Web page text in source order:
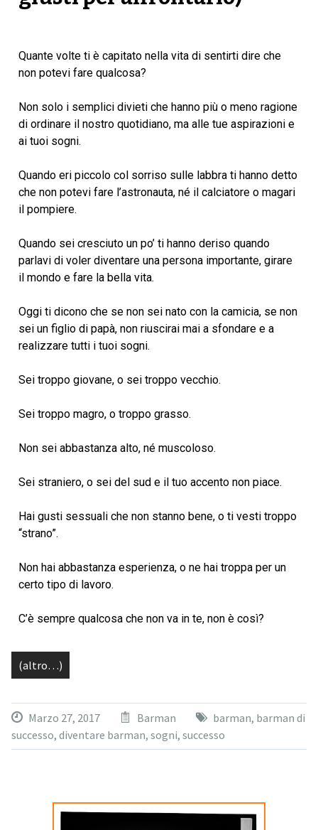
Quante volte ti è capitato nella vita di sentirti dire che
non potevi fare qualcosa?
Non solo i semplici divieti che hanno più o meno ragione
di ordinare il nostro quotidiano, ma alle tue aspirazioni e
ai tuoi sogni.
Quando eri piccolo col sorriso sulle labbra ti hanno detto
che non potevi fare l’astronauta, né il calciatore o magari
il pompiere.
Quando sei cresciuto un po’ ti hanno deriso quando
parlavi di voler diventare una persona importante, girare
il mondo e fare la bella vita.
Oggi ti dicono che se non sei nato con la camicia, se non
sei un figlio di papà, non riuscirai mai a sfondare e a
realizzare tutti i tuoi sogni.
Sei troppo giovane, o sei troppo vecchio.
Sei troppo magro, o troppo grasso.
Non sei abbastanza alto, né muscoloso.
Sei straniero, o sei del sud e il tuo accento non piace.
Hai gusti sessuali che non stanno bene, o ti vesti troppo
“strano”.
Non hai abbastanza esperienza, o ne hai troppa per un
certo tipo di lavoro.
C’è sempre qualcosa che non va in te, non è così?
(altro…)
Marzo 27, 2017 Barman barman, barman di
successo, diventare barman, sogni, successo